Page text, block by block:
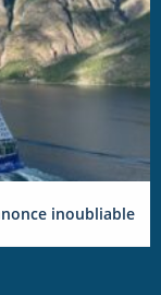
inoubliable